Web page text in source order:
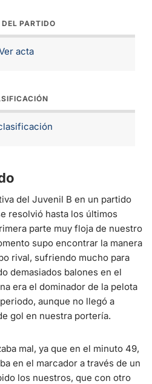
PARTIDO
acta
del Juvenil B en un partido
resolvió hasta los últimos
parte muy floja de nuestro
supo encontrar la manera
rival, sufriendo mucho para
demasiados balones en el
era el dominador de la pelota
aunque no llegó a
gol en nuestra portería.
mal, ya que en el minuto 49,
en el marcador a través de un
los nuestros, que con otro